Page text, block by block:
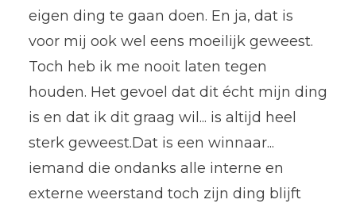
eigen ding te gaan doen. En ja, dat is
voor mij ook wel eens moeilijk geweest.
Toch heb ik me nooit laten tegen
houden. Het gevoel dat dit écht mijn ding
is en dat ik dit graag wil... is altijd heel
sterk geweest.Dat is een winnaar...
iemand die ondanks alle interne en
externe weerstand toch zijn ding blijft